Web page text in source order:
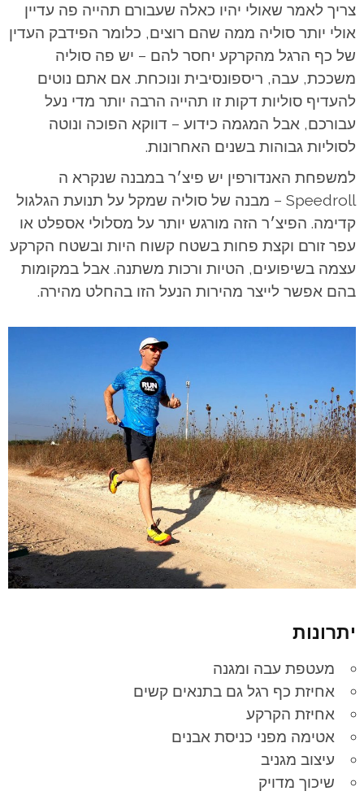
צריך לאמר שאולי יהיו כאלה שעבורם תהייה פה עדיין
אולי יותר סוליה ממה שהם רוצים, כלומר הפידבק העדין
של כף הרגל מהקרקע יחסר להם – יש פה סוליה
משככת, עבה, ריספונסיבית ונוכחת. אם אתם נוטים
להעדיף סוליות דקות זו תהייה הרבה יותר מדי נעל
עבורכם, אבל המגמה כידוע – דווקא הפוכה ונוטה
לסוליות גבוהות בשנים האחרונות.
למשפחת האנדורפין יש פיצ׳ר במבנה שנקרא ה
Speedroll – מבנה של סוליה שמקל על תנועת הגלגול
קדימה. הפיצ׳ר הזה מורגש יותר על מסלולי אספלט או
עפר זורם וקצת פחות בשטח קשוח היות ובשטח הקרקע
עצמה בשיפועים, הטיות ורכות משתנה. אבל במקומות
בהם אפשר לייצר מהירות הנעל הזו בהחלט מהירה.
יתרונות
מעטפת עבה ומגנה
אחיזת כף רגל גם בתנאים קשים
אחיזת הקרקע
אטימה מפני כניסת אבנים
עיצוב מגניב
שיכוך מדויק